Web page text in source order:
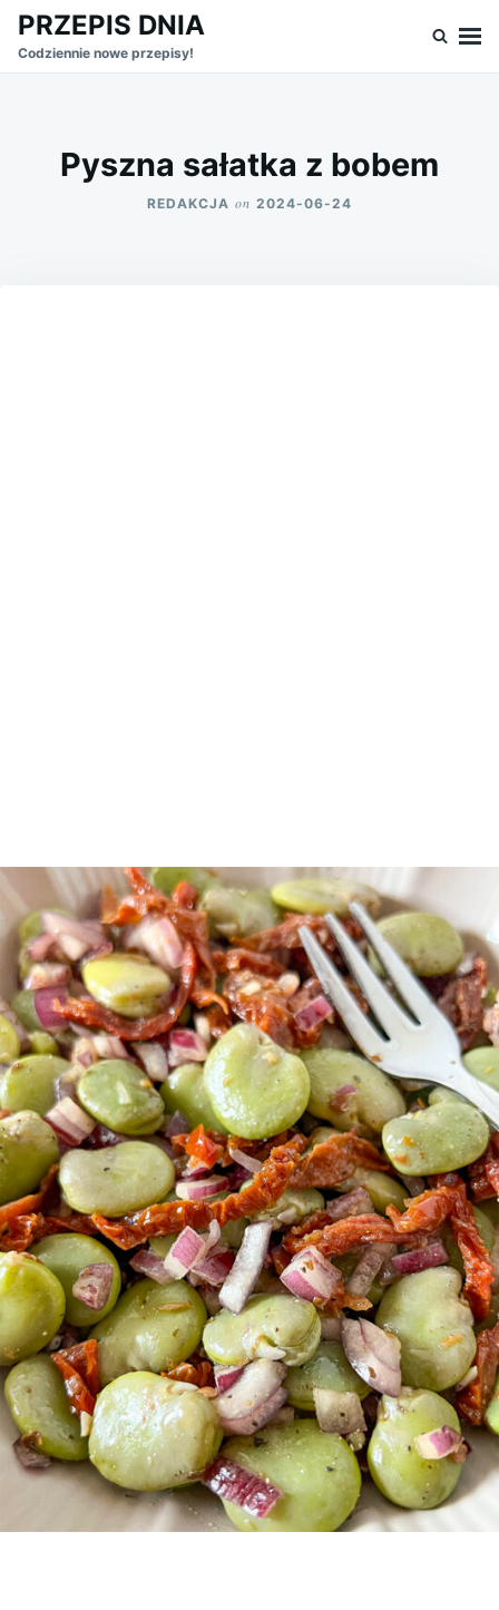
SkipSearch
for:
PRZEPIS DNIA
Codziennie nowe przepisy!
Pyszna sałatka z bobem
REDAKCJA on 2024-06-24